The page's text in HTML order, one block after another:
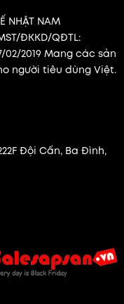
NHẬT NAM
ĐKKD/QĐTL:
02/2019 Mang các sản
người tiêu dùng Việt.
Đội Cấn, Ba Đình,